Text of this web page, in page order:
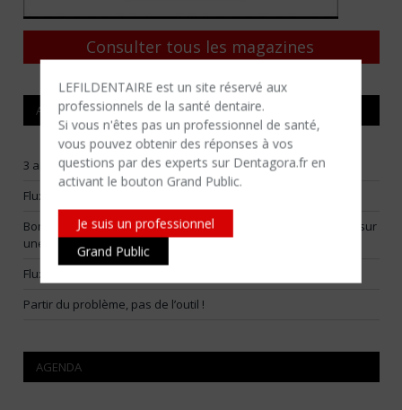
LEFILDENTAIRE est un site réservé aux
professionnels de la santé dentaire.
Si vous n'êtes​ pas un professionnel de santé,
vous pouvez obtenir des réponses à vos
questions par des experts sur Dentagora.fr en
activant le bouton Grand Public.
Je suis un professionnel
Grand Public
Consulter tous les magazines
ARTICLES RÉCENTS
3 arbitrages pour construire un flux numérique vraiment utile
Flux numériques raisonnables : choisir ses batailles
Bone smashing : la Fédération Française d’Orthodontie alerte sur
une tendance virale dangereuse
Flux prothétique numérique : choisir les bonnes indications
Partir du problème, pas de l’outil !
AGENDA